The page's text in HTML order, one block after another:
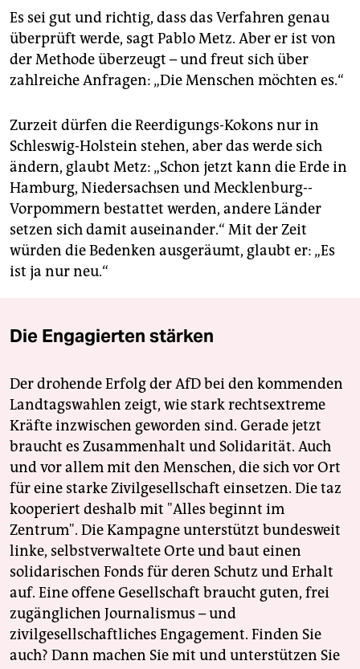
Es sei gut und richtig, dass das Verfahren genau
überprüft werde, sagt Pablo Metz. Aber er ist von
der Methode überzeugt – und freut sich über
zahlreiche Anfragen: „Die Menschen möchten es.“
Zurzeit dürfen die Reerdigungs-Kokons nur in
Schleswig-Holstein stehen, aber das werde sich
ändern, glaubt Metz: „Schon jetzt kann die Erde in
Hamburg, Niedersachsen und Mecklenburg-­
Vorpommern bestattet werden, andere Länder
setzen sich damit auseinander.“ Mit der Zeit
würden die Bedenken ausgeräumt, glaubt er: „Es
ist ja nur neu.“
Die Engagierten stärken
Der drohende Erfolg der AfD bei den kommenden
Landtagswahlen zeigt, wie stark rechtsextreme
Kräfte inzwischen geworden sind. Gerade jetzt
braucht es Zusammenhalt und Solidarität. Auch
und vor allem mit den Menschen, die sich vor Ort
für eine starke Zivilgesellschaft einsetzen. Die taz
kooperiert deshalb mit "Alles beginnt im
Zentrum". Die Kampagne unterstützt bundesweit
linke, selbstverwaltete Orte und baut einen
solidarischen Fonds für deren Schutz und Erhalt
auf. Eine offene Gesellschaft braucht guten, frei
zugänglichen Journalismus – und
zivilgesellschaftliches Engagement. Finden Sie
auch? Dann machen Sie mit und unterstützen Sie